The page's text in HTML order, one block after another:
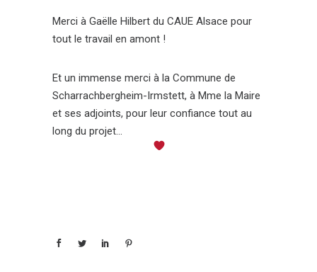
Merci à Gaëlle Hilbert du CAUE Alsace pour
tout le travail en amont !
Et un immense merci à la Commune de
Scharrachbergheim-Irmstett, à Mme la Maire
et ses adjoints, pour leur confiance tout au
long du projet…